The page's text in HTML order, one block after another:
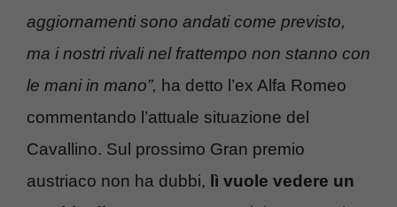
aggiornamenti sono andati come previsto,
ma i nostri rivali nel frattempo non stanno con
le mani in mano”, ha detto l’ex Alfa Romeo
commentando l’attuale situazione del
Cavallino. Sul prossimo Gran premio
austriaco non ha dubbi, lì vuole vedere un